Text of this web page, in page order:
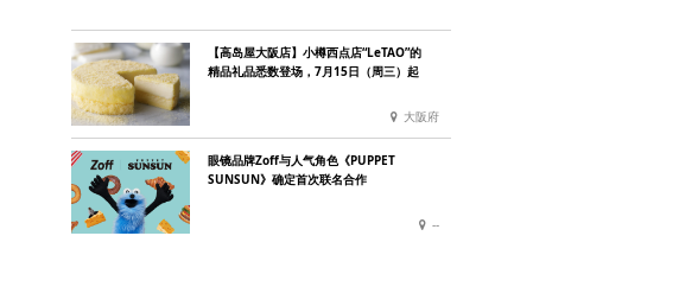
【高岛屋大阪店】小樽西点店“LeTAO”的
精品礼品悉数登场，7月15日（周三）起
大阪府
眼镜品牌Zoff与人气角色《PUPPET
SUNSUN》确定首次联名合作
--